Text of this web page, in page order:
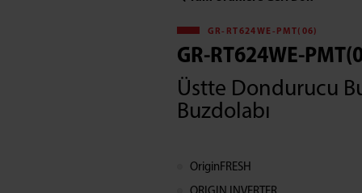
GR-RT624WE-PMT(06)
GR-RT624WE-
Üstte Dondurucu
Buzdolabı
OriginFRESH